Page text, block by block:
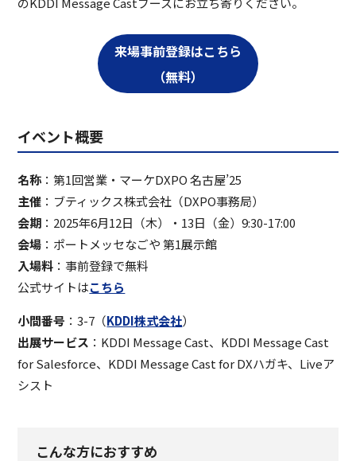
来場事前登録はこちら
（無料）
イベント概要
名称 ：第1回営業・マーケDXPO 名古屋’25
主催 ：ブティックス株式会社（DXPO事務局）
会期 ：2025年6月12日（木）・13日（金）9:30-17:00
会場 ：ポートメッセなごや 第1展示館
入場料 ：事前登録で無料
公式サイトはこちら
小間番号 ：3-7（KDDI株式会社）
出展サービス ：KDDI Message Cast、KDDI Message Cast
for Salesforce、KDDI Message Cast for DXハガキ、Liveア
シスト
こんな方におすすめ